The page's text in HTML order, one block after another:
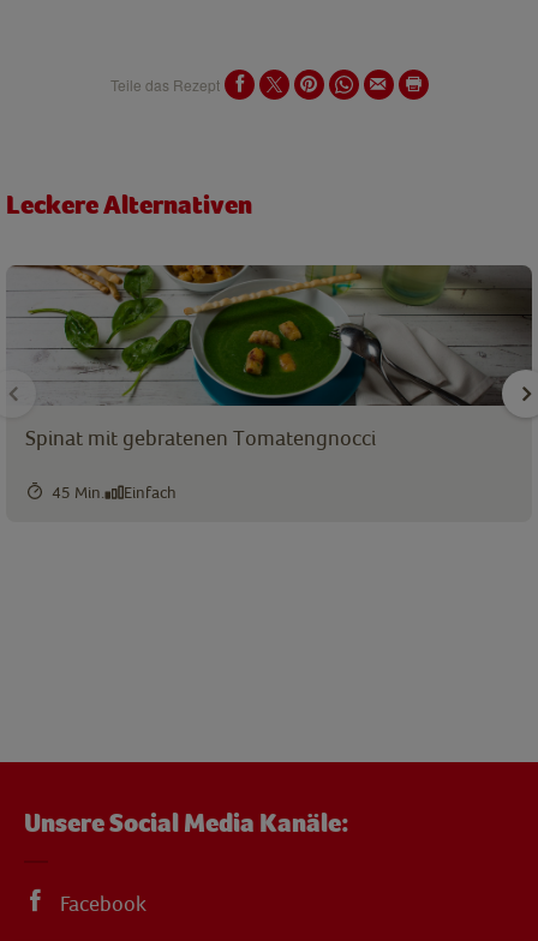
Teile das Rezept
Leckere Alternativen
Spinat mit gebratenen Tomatengnocci
45 Min. Einfach
Unsere Social Media Kanäle:
Facebook